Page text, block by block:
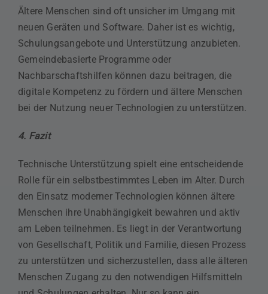
Ältere Menschen sind oft unsicher im Umgang mit
neuen Geräten und Software. Daher ist es wichtig,
Schulungsangebote und Unterstützung anzubieten.
Gemeindebasierte Programme oder
Nachbarschaftshilfen können dazu beitragen, die
digitale Kompetenz zu fördern und ältere Menschen
bei der Nutzung neuer Technologien zu unterstützen.
4. Fazit
Technische Unterstützung spielt eine entscheidende
Rolle für ein selbstbestimmtes Leben im Alter. Durch
den Einsatz moderner Technologien können ältere
Menschen ihre Unabhängigkeit bewahren und aktiv
am Leben teilnehmen. Es liegt in der Verantwortung
von Gesellschaft, Politik und Familie, diesen Prozess
zu unterstützen und sicherzustellen, dass alle älteren
Menschen Zugang zu den notwendigen Hilfsmitteln